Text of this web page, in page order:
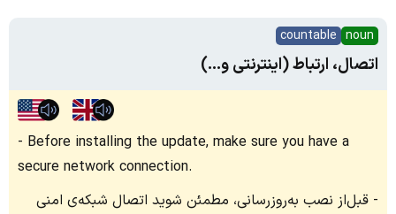
noun
countable
اتصال، ارتباط (اینترنتی و...)
Before installing the update, make sure you have a
secure network connection.
قبل‌از نصب به‌روزرسانی، مطمئن شوید اتصال شبکه‌ی امنی